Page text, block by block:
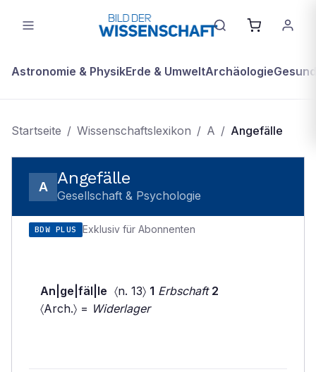
Astronomie & PhysikErde & UmweltArchäologie
Startseite / Wissenschaftslexikon / A / Angefälle
A Angefälle
Gesellschaft & Psychologie
BDW PLUS Exklusiv für Abonnenten
An|ge|fäl|le 〈n. 13〉 1 Erbschaft 2
〈Arch.〉 = Widerlager